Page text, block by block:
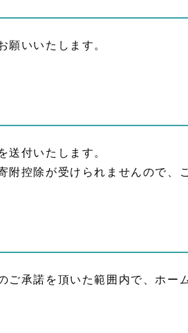
願いいたします。
送付いたします。
附控除が受けられませんので、
ご承諾を頂いた範囲内で、ホー